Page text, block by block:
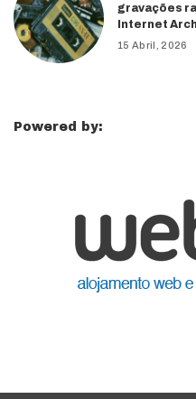
gravações
Internet
15 Abril, 2026
Powered by: